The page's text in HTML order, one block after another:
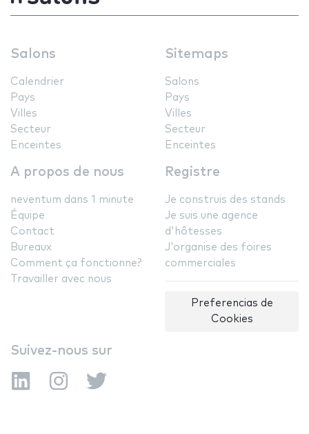
Salons
Calendrier
Pays
Villes
Secteur
Enceintes
Sitemaps
Salons
Pays
Villes
Secteur
Enceintes
A propos de nous
neventum dans 1 minute
Équipe
Contact
Bureaux
Comment ça fonctionne?
Travailler avec nous
Registre
Je construis des stands
Je suis une agence
d'hôtesses
J'organise des foires
commerciales
Preferencias de
Cookies
Suivez-nous sur